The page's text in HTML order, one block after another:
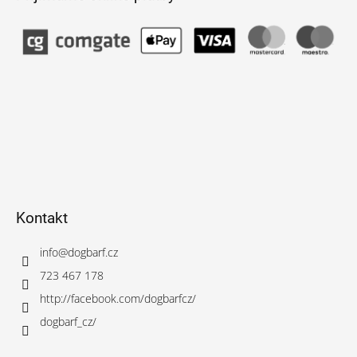
Kontakt
info@dogbarf.cz
723 467 178
http://facebook.com/dogbarfcz/
dogbarf_cz/